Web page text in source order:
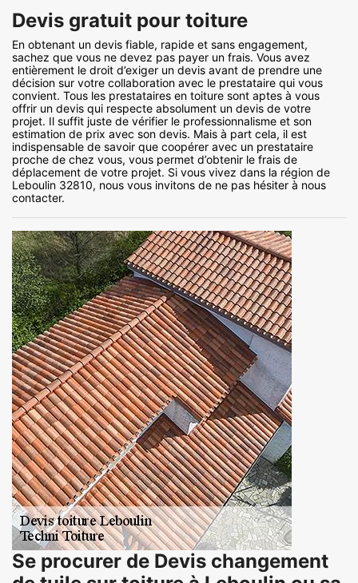
Devis gratuit pour toiture
En obtenant un devis fiable, rapide et sans engagement,
sachez que vous ne devez pas payer un frais. Vous avez
entièrement le droit d’exiger un devis avant de prendre une
décision sur votre collaboration avec le prestataire qui vous
convient. Tous les prestataires en toiture sont aptes à vous
offrir un devis qui respecte absolument un devis de votre
projet. Il suffit juste de vérifier le professionnalisme et son
estimation de prix avec son devis. Mais à part cela, il est
indispensable de savoir que coopérer avec un prestataire
proche de chez vous, vous permet d’obtenir le frais de
déplacement de votre projet. Si vous vivez dans la région de
Leboulin 32810, nous vous invitons de ne pas hésiter à nous
contacter.
Se procurer de Devis changement